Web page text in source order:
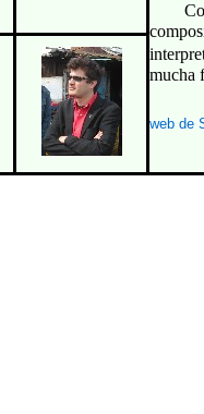
mucha
web de